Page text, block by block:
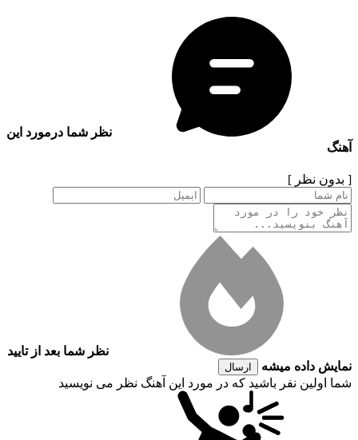
نظر شما درمورد این
آهنگ
[ بدون نظر ]
نظر شما بعد از تایید
نمایش داده میشه
ارسال
شما اولین نفر باشید که در مورد این آهنگ نظر می نویسید